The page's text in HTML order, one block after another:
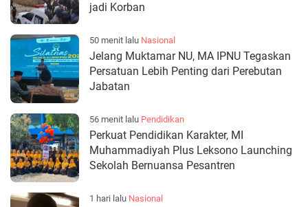
jadi Korban
50 menit lalu Nasional
Jelang Muktamar NU, MA IPNU Tegaskan
Persatuan Lebih Penting dari Perebutan
Jabatan
56 menit lalu Pendidikan
Perkuat Pendidikan Karakter, MI
Muhammadiyah Plus Leksono Launching
Sekolah Bernuansa Pesantren
1 hari lalu Nasional